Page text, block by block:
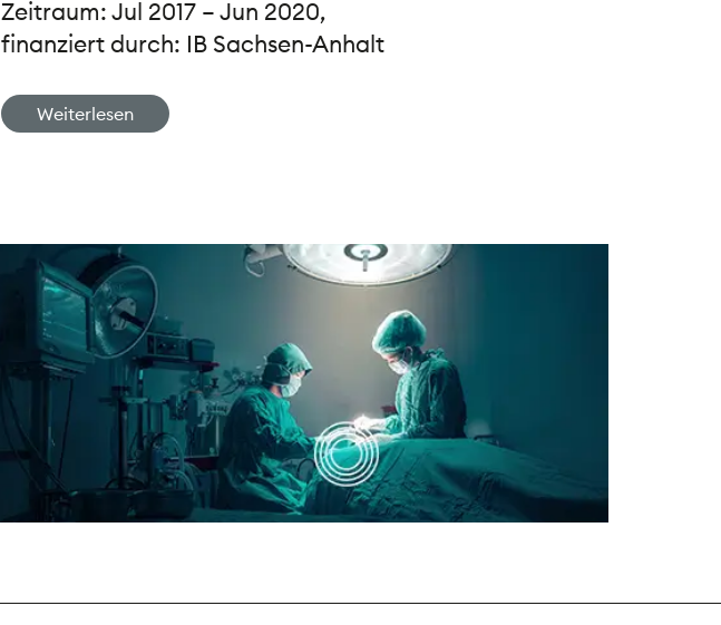
Zeitraum: Jul 2017 – Jun 2020,
finanziert durch: IB Sachsen-Anhalt
Weiterlesen